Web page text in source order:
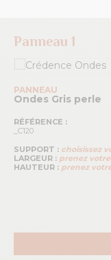
Panneau 1
PANNEAU
Ondes Gris perle
RÉFÉRENCE :
_C120
SUPPORT : choisissez
LARGEUR : prenez
HAUTEUR : prenez